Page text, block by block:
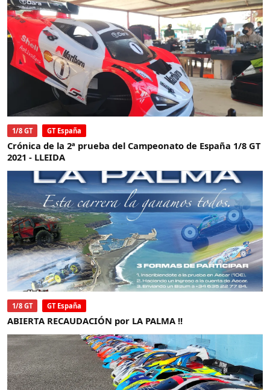
1/8 GT GT España
Crónica de la 2ª prueba del Campeonato de España 1/8 GT
2021 - LLEIDA
1/8 GT GT España
ABIERTA RECAUDACIÓN por LA PALMA !!